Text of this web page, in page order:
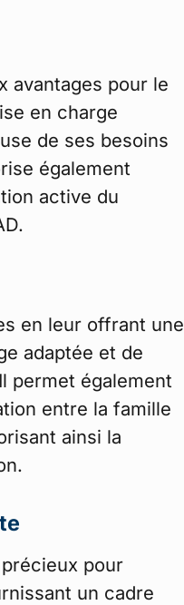
avantages pour le
en charge
de ses besoins
également
active du
en leur offrant une
adaptée et de
permet également
entre la famille
ainsi la
pour
un cadre